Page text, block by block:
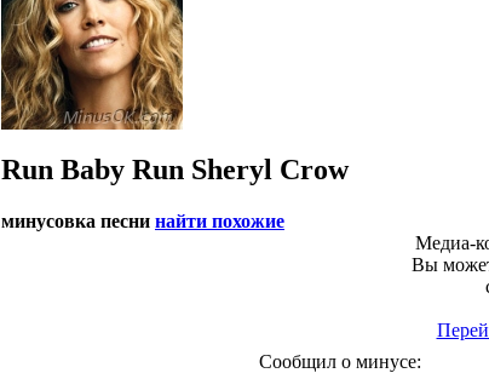
Run Baby Run Sheryl Crow
минусовка песни найти похожие
Медиа-
Вы
Сообщил о минусе: